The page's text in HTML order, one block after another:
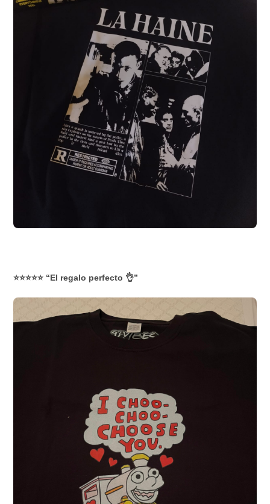
⭐⭐⭐⭐⭐ “El regalo perfecto 👌”